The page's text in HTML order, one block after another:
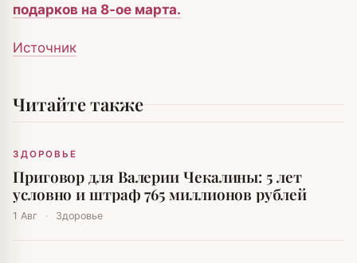
подарков на 8-ое марта.
Источник
Читайте также
ЗДОРОВЬЕ
Приговор для Валерии Чекалины: 5 лет
условно и штраф 765 миллионов рублей
1 Авг · Здоровье